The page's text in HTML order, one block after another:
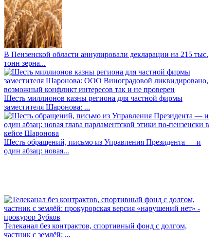
В Пензенской области аннулировали декларации на 215 тыс.
тонн зерна...
Шесть миллионов казны региона для частной фирмы
заместителя Шаронова: ...
Шесть обращений, письмо из Управления Президента — и
один абзац: новая...
Телеканал без контрактов, спортивный фонд с долгом,
частник с землёй: ...